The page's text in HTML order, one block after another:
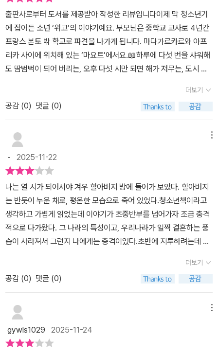
않았을까.그러나 다시 생각해보면, 작가가 생각하는 '위고'의 '고통'이
나와는 다른 시각이었던 것 같다.나는 '위고'가 '자이나바'와 사랑에 빠
지며 겪게 된 일을 '고통'이라고 생각했는데,작가는 '위고'가 미성숙함
을 해결하지 못하고 '마요트'에서 회피하듯 빠져나온 그 자체를 고통
이라고 여긴 듯 하다.이는 문화적인 차이일 수도 있겠다는 생각이 든
다.작가와 나 사이에 어긋나버린 그 관점으로나는 마지막까지 '위
고'에 공감하지 못하고 삐딱한 시선으로 '위고'를 바라보았다.공감할
수 없는 그의 이야기를 끝까지 결말을 궁금해하며 읽었기에이 작가의
출판사로부터 도서를 제공받아 작성한 리뷰입니다이제 막 청소년기
에 접어든 소년 ​‘위고’의 이야기예요. 부모님은 중학교 교사로 4년간
프랑스 본토 밖 학교로 파견을 나가게 됩니다. 마다가르카르와 아프
리카 사이에 위치해 있는 ​‘마요트’에서요.📖하루에 다섯 번을 샤워해
도 땀범벅이 되어 버리는, 오후 다섯 시만 되면 해가 저무는, 도시 한
이야기가 시작됩니다. 사우나장에 있는 듯한 열기와 습기, 거리에 가
득한 쓰레기 더미, 길 한복판에서 보란 듯이 몸을 흔들어 대는 선명한
무늬의 거미, 길바닥에서 잠을 청하고 있는 난민들, 마요트의 첫인상
은 너무나 강렬했습니다.📖 다행스럽게도 위고에게는 정신적으로 의
는 프랑스와즈 선생님이었지요. 마오레족 남자와 결혼해서 마요트에
정착해 살고 있었기에 본토인과 마요트 현지인의 입장에서 그 누구보
다도 위고에게 도움을 줄 수 있었습니다. 위고의 마음을 읽어 주면서,
진심 어린 조언을 건네주면서요.📖 자연환경과 인문 환경 모두 낯설
고 불편했지만, 마요트의 생활에 조금씩 익숙해져 갑니다. 예상치 못
한 자연환경의 아름다움에 심취할 수 있었고요. 하루치 식량만으로도
충분하다 여기며 살아가는 마요트 사람들을 바라보며, ‘사춘기’란 단
어는 마요트에선 사치에 불과하다는 사실을 깨달으며 이전과는 다른
세상을 하나하나 배워 가고 있었습니다.📖 마요트에 머무는 동안 위
움’에 대해 눈을 떴고, 자이나바를 통해 ​‘성’을 경험합니다. 위고는 자
이나바와의 사이에서 정신을 차리지 못해요. 수업에 자주 빠졌고, 성
적은 곤두박질쳤어요. 결국엔 자이나바의 임신 소식을 접하게 됩니
더보기
공감 (0) 댓글 (0)
- 2025-11-22
나는 열 시가 되어서야 겨우 할아버지 방에 들어가 보았다. 할아버지
는 반듯이 누운 채로, 평온한 모습으로 죽어 있었다.청소년책이라고
생각하고 가볍게 읽었는데 이야기가 초중반부를 넘어가자 조금 충격
적으로 다가왔다. 그 나라의 특성이고, 우리나라가 일찍 결혼하는 풍
습이 사라져서 그런지 나에게는 충격이었다.초반에 지루하려는데 주
따르는 친구들을 별볼일 없다는 생각을 한다는게 참.. 나에겐 어려웠
다. 개인적으로는 초반에 이야기와 뒷이야기인 소비주의 이야기가 맞
물리지 않았다. 하지만 작가는 주인공이 그런 큰 일을 겪고 본토에와
서 일반 청소년의 시각이 아닌 다른 시각으로 바라보는 세상을 그린
것 같다. 아직까지도 청소년이 나라를 위해 사회운동을 하면 부모님
의 시선이 곱지 못한게 사실이다. 아이들은 아이들의 세상에서, 그저
학업에 열중하고 친구들과의 관계를 중요시하면 된다고 생각하고 나
더보기
공감 (0) 댓글 (0)
gywls1029 2025-11-24